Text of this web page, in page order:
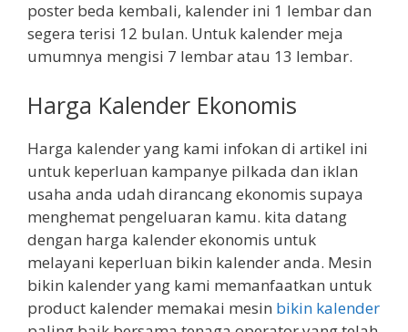
poster beda kembali, kalender ini 1 lembar dan
segera terisi 12 bulan. Untuk kalender meja
umumnya mengisi 7 lembar atau 13 lembar.
Harga Kalender Ekonomis
Harga kalender yang kami infokan di artikel ini
untuk keperluan kampanye pilkada dan iklan
usaha anda udah dirancang ekonomis supaya
menghemat pengeluaran kamu. kita datang
dengan harga kalender ekonomis untuk
melayani keperluan bikin kalender anda. Mesin
bikin kalender yang kami memanfaatkan untuk
product kalender memakai mesin bikin kalender